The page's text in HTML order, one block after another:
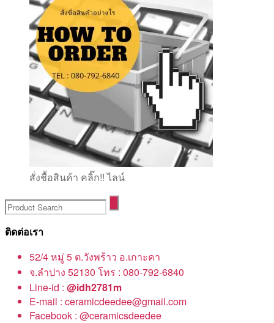
สั่งชื้อสินค้า คลิ๊ก!! ไลน์
ติดต่อเรา
52/4 หมู่ 5 ต.วังพร้าว อ.เกาะคา
จ.ลำปาง 52130 โทร : 080-792-6840
Line-id : @idh2781m
E-mail : ceramicdeedee@gmail.com
Facebook : @ceramicsdeedee